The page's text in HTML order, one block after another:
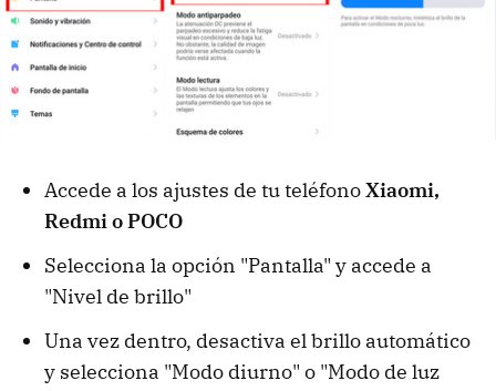
Accede a los ajustes de tu teléfonoXiaomi,
Redmi o POCO
Selecciona la opción "Pantalla" y accede a
"Nivel de brillo"
Una vez dentro, desactiva el brillo automático
y selecciona "Modo diurno" o "Modo de luz